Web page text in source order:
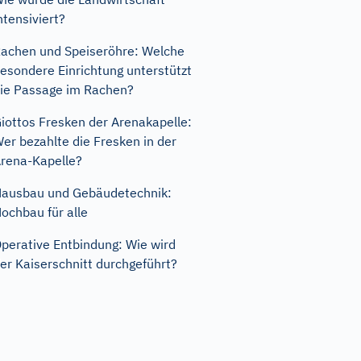
und Speiseröhre: Welche
Einrichtung unterstützt
Passage im Rachen?
Fresken der Arenakapelle:
bezahlte die Fresken in der
Kapelle?
und Gebäudetechnik:
für alle
Entbindung: Wie wird
Kaiserschnitt durchgeführt?